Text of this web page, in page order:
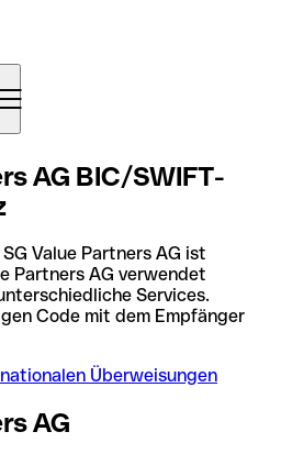
AG BIC/SWIFT-
Value Partners AG ist
Partners AG verwendet
Services.
Code mit dem Empfänger
Überweisungen
AG